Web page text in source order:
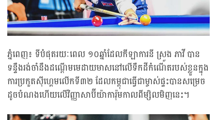
ភ្នំពេញ៖ ទីបំផុតរយៈពេល ១០ឆ្នាំដែលកីឡាការនី ស្រួង ភាវី បាន
ទន្ទឹងរង់ចាំនឹងដណ្តើមមេដាយមាសនៅលើទឹកដីកំណើតរបស់ខ្លួនក្នុង
ការប្រកួតស៊ីហ្គេមលើកទី៣២ ដែលកម្ពុជាធ្វើជាម្ចាស់ផ្ទះបានសម្រេច
ដូចបំណងហើយលើវិញ្ញាសាប៊ីយ៉ាការ៉ុមកាលពីម្សិលមិញនេះ។